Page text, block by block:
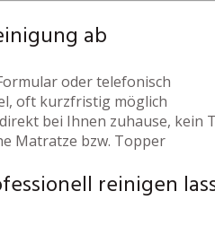
ab
oder telefonisch
oft kurzfristig möglich
bei Ihnen zuhause, kein
Matratze bzw. Topper
reinigen